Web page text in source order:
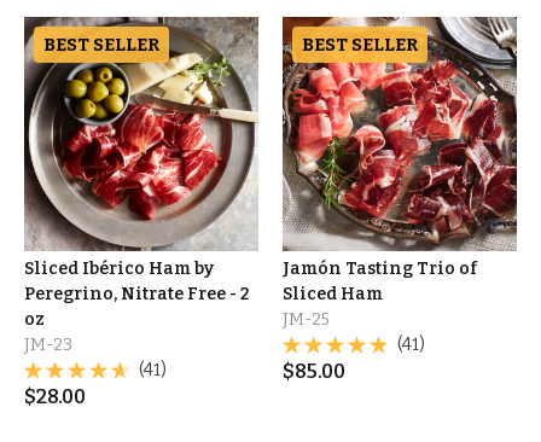
BEST SELLER
Sliced Ibérico Ham by
Peregrino, Nitrate Free - 2
oz
JM-23
(41)
$28.00
BEST SELLER
Jamón Tasting Trio of
Sliced Ham
JM-25
(41)
$85.00